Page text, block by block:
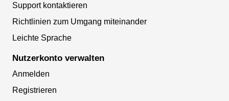
Support kontaktieren
Richtlinien zum Umgang miteinander
Leichte Sprache
Nutzerkonto verwalten
Anmelden
Registrieren